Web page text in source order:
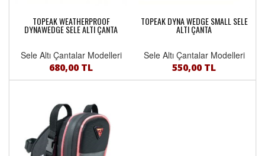
TOPEAK WEATHERPROOF
DYNAWEDGE SELE ALTI ÇANTA
Sele Altı Çantalar Modelleri
680,00 TL
TOPEAK DYNA WEDGE SMALL SELE
ALTI ÇANTA
Sele Altı Çantalar Modelleri
550,00 TL